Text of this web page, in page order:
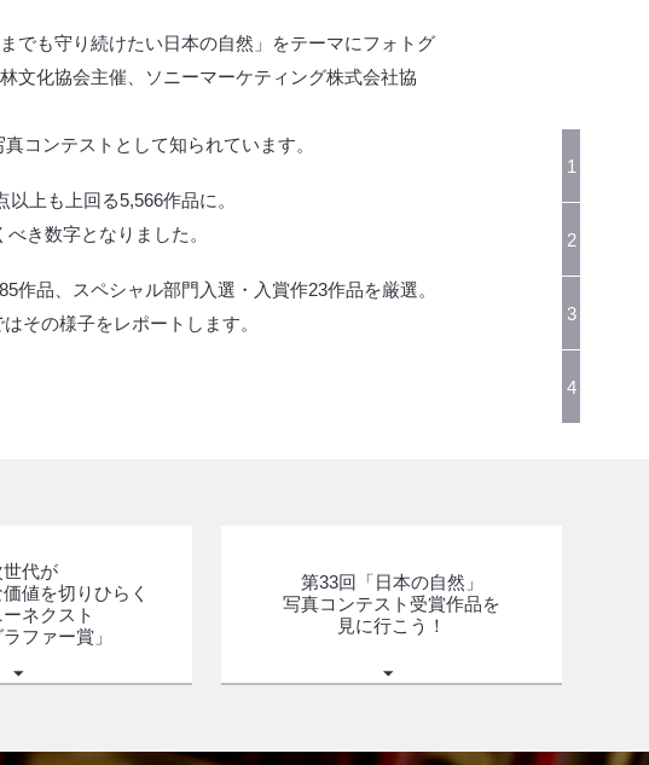
1
2
3
4
でも守り続けたい日本の自然」をテーマにフォトグ
文化協会主催、ソニーマーケティング株式会社協
コンテストとして知られています。
上も上回る5,566作品に。
き数字となりました。
品、スペシャル部門入選・入賞作23作品を厳選。
その様子をレポートします。
世代が
値を切りひらく
ーネクスト
ファー賞」
第33回「日本の自然」
写真コンテスト 受賞作品を
見に行こう！